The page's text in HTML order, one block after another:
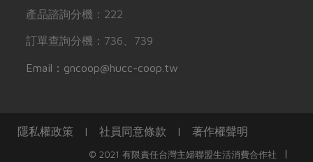
產品諮詢分機：222
訂單查詢分機：736、739
Email：gncoop@hucc-coop.tw
隱私權政策 | 社員同意條款 | 著作權聲明
© 2021 有限責任台灣主婦聯盟生活消費合作社 |